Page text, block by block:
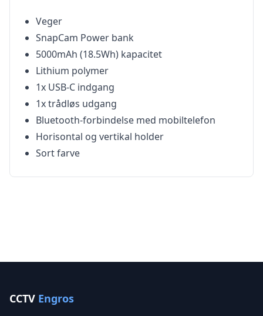
Veger
SnapCam Power bank
5000mAh (18.5Wh) kapacitet
Lithium polymer
1x USB-C indgang
1x trådløs udgang
Bluetooth-forbindelse med mobiltelefon
Horisontal og vertikal holder
Sort farve
CCTV Engros